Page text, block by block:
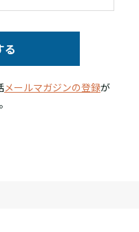
る
メールマガジンの登録が